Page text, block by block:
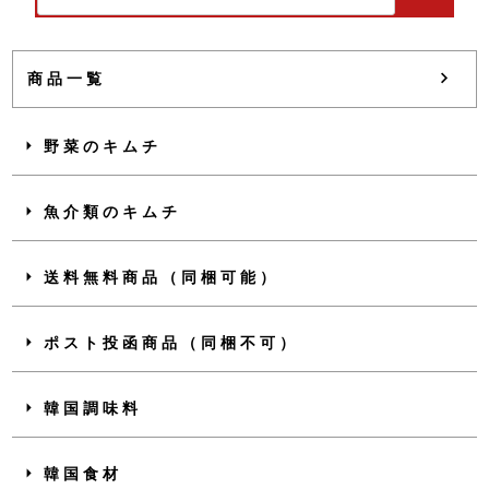
商品一覧
野菜のキムチ
魚介類のキムチ
送料無料商品（同梱可能）
ポスト投函商品（同梱不可）
韓国調味料
韓国食材